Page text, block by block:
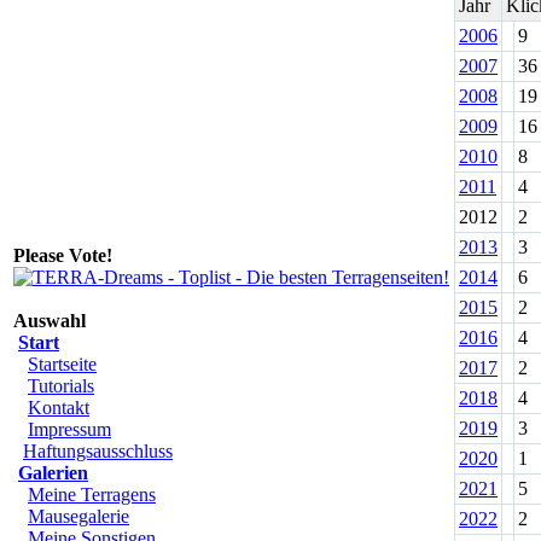
Please Vote!
Auswahl
Start
Startseite
Tutorials
Kontakt
Impressum
Haftungsausschluss
Galerien
Meine Terragens
Mausegalerie
Jahr
2006
9
2007
36
2008
19
2009
16
2010
8
2011
4
2012
2
2013
3
2014
6
2015
2
2016
4
2017
2
2018
4
2019
3
2020
1
2021
5
2022
2